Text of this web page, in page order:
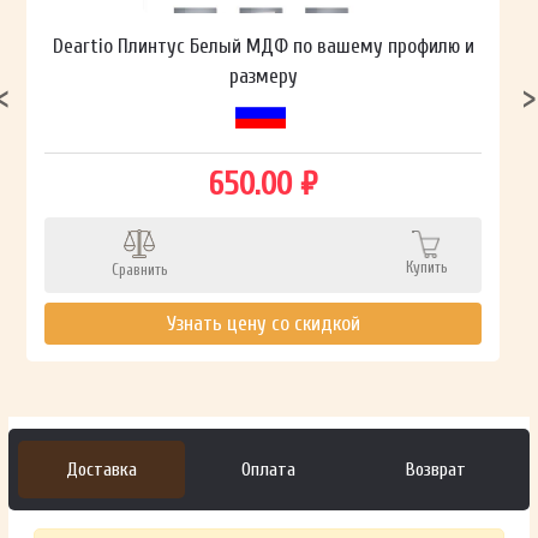
Deartio Плинтус Белый МДФ по вашему профилю и
размеру
650.00 ₽
Сравнить Купить
Узнать цену со скидкой
Доставка Оплата Возврат